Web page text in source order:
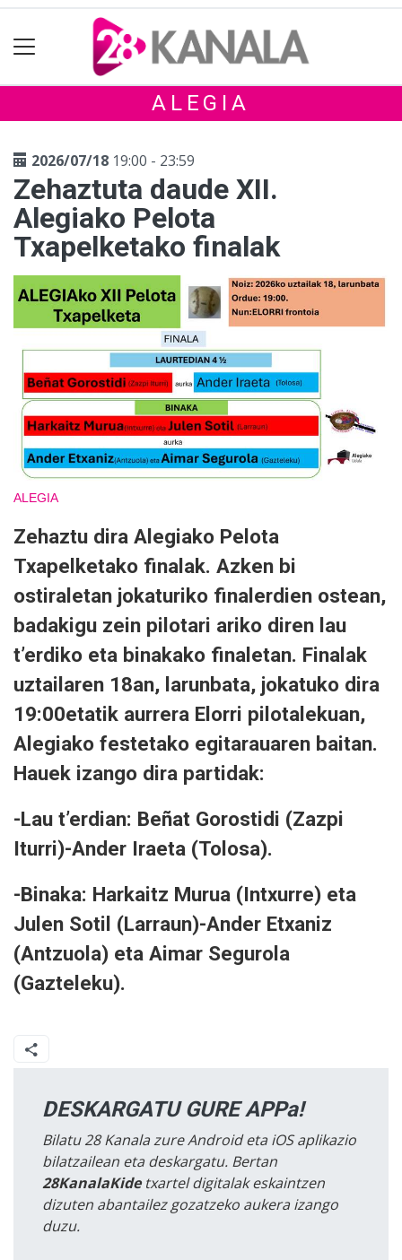
ALEGIA
2026/07/18 19:00 - 23:59
Zehaztuta daude XII.
Alegiako Pelota
Txapelketako finalak
ALEGIA
Zehaztu dira Alegiako Pelota
Txapelketako finalak. Azken bi
ostiraletan jokaturiko finalerdien ostean,
badakigu zein pilotari ariko diren lau
t’erdiko eta binakako finaletan. Finalak
uztailaren 18an, larunbata, jokatuko dira
19:00etatik aurrera Elorri pilotalekuan,
Alegiako festetako egitarauaren baitan.
Hauek izango dira partidak:
-Lau t’erdian: Beñat Gorostidi (Zazpi
Iturri)-Ander Iraeta (Tolosa).
-Binaka: Harkaitz Murua (Intxurre) eta
Julen Sotil (Larraun)-Ander Etxaniz
(Antzuola) eta Aimar Segurola
(Gazteleku).
DESKARGATU GURE APPa!
Bilatu 28 Kanala zure Android eta iOS aplikazio
bilatzailean eta deskargatu. Bertan
28KanalaKidetxartel digitalak eskaintzen
dizuten abantailez gozatzeko aukera izango
duzu.